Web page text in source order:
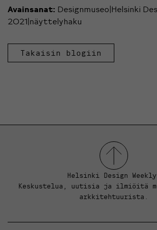
Avainsanat: Designmuseo|Helsinki
2021|näyttelyhaku
Takaisin blogiin
Helsinki Design Weekly.
Keskustelua, uutisia ja ilmiöitä
arkkitehtuurista.